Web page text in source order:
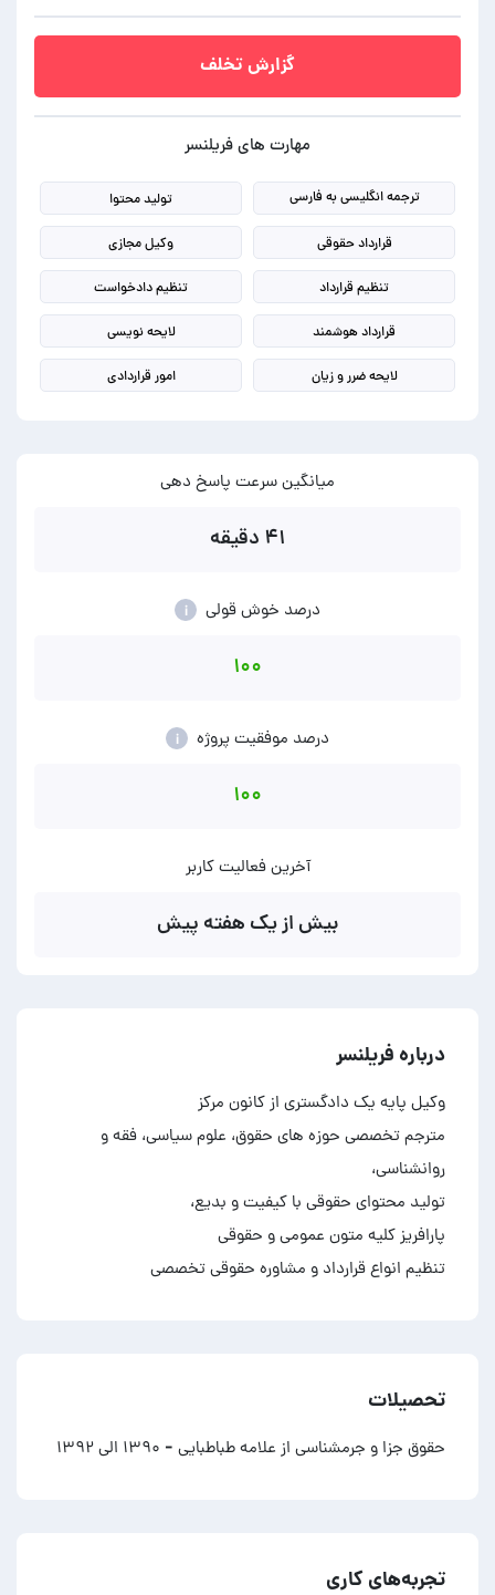
گزارش تخلف
مهارت های فریلنسر
ترجمه انگلیسی به فارسی تولید محتوا
قرارداد حقوقی وکیل مجازی
تنظیم قرارداد تنظیم دادخواست
قرارداد هوشمند لایحه نویسی
لایحه ضرر و زیان امور قراردادی
میانگین سرعت پاسخ دهی
۴۱ دقیقه
درصد خوش قولی i
۱۰۰
درصد موفقیت پروژه i
۱۰۰
آخرین فعالیت کاربر
بیش از یک هفته پیش
درباره فریلنسر
مترجم تخصصی حوزه های حقوق، علوم سیاسی، فقه و
تنظیم انواع قرارداد و مشاوره حقوقی تخصصی
تحصیلات
حقوق جزا و جرمشناسی از علامه طباطبایی - ۱۳۹۰ الی ۱۳۹۲
تجربه‌های کاری